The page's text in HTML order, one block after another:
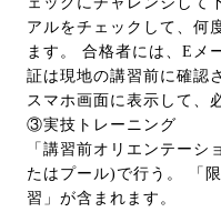
アルをチェックして、何
ます。 合格者には、Eメ
証は現地の講習前に確認
スマホ画面に表示して、
③実技トレーニング
「講習前オリエンテーシ
たはプール)で行う。 「
習」が含まれます。